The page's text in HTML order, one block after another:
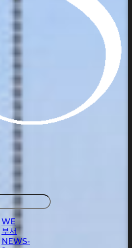
WE
부서
NEWS-